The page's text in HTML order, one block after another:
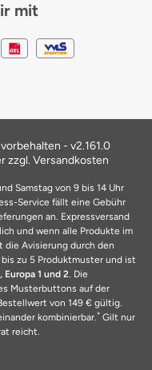
mit
- v2.161.0
zzgl. Versandkosten
Samstag von 9 bis 14 Uhr
Service fällt eine Gebühr
an. Expressversand
und wenn alle Produkte im
die Avisierung durch den
zu 5 Produktmuster und ist
1 und 2. Die
Musterbuttons auf der
von 149 € gültig.
kombinierbar.* Gilt nur
reicht.